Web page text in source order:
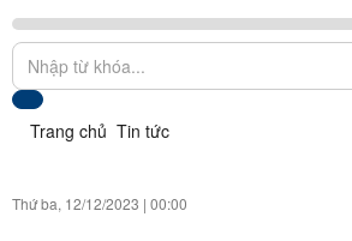
Trang chủ Tin tức
Thứ ba, 12/12/2023 | 00:00